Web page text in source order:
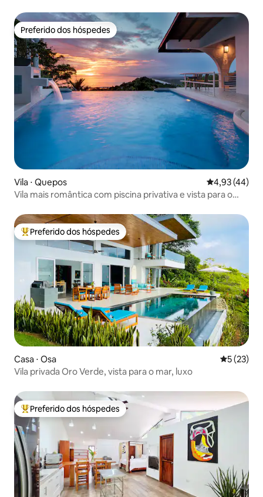
Preferido dos hóspedes
Preferido dos hóspedes
Vila ⋅ Quepos 4,93 de uma
4,93 (44)
Vila mais romântica com piscina privativa e vista para o
Entre os melhores preferidos dos hóspedes
Preferido dos hóspedes
Casa ⋅ Osa 5 de uma
5 (23)
Vila privada Oro Verde, vista para o mar, luxo
Entre os melhores preferidos dos hóspedes
Preferido dos hóspedes